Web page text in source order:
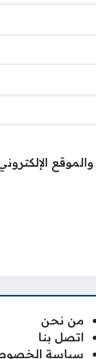
من نحن
اتصل بنا
سياسة